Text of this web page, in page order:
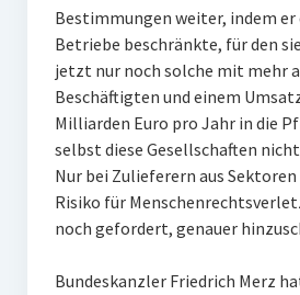
Bestimmungen weiter, indem er
Betriebe beschränkte, für den
jetzt nur noch solche mit mehr
Beschäftigten und einem
Milliarden Euro pro Jahr in die
selbst diese Gesellschaften
Nur bei Zulieferern aus
Risiko für
noch gefordert, genauer
Bundeskanzler Friedrich Merz